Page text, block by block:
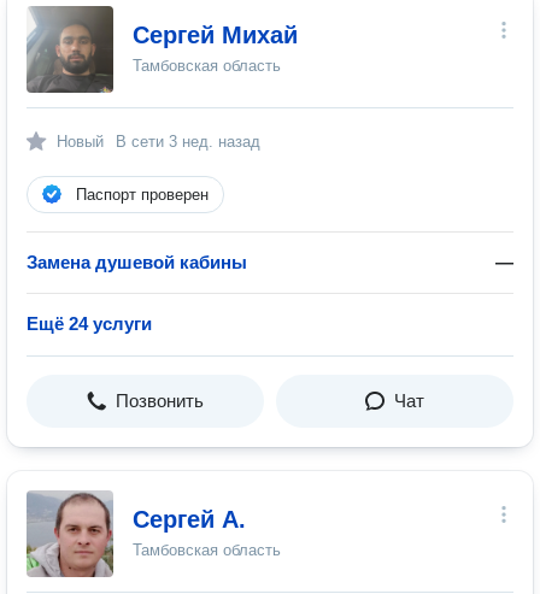
Сергей Михай
Тамбовская область
Новый В сети 3 нед. назад
Паспорт проверен
Замена душевой кабины —
Ещё 24 услуги
Позвонить Чат
Сергей А.
Тамбовская область